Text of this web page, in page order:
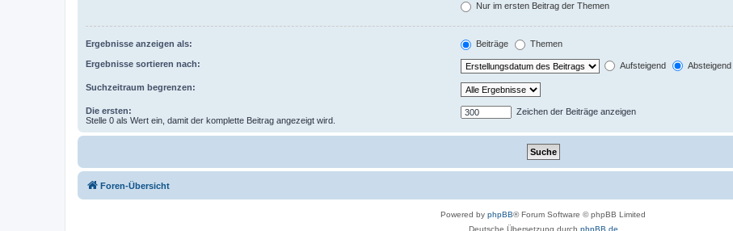
Nur im ersten Beitrag der Themen
Ergebnisse anzeigen als: Beiträge Themen
Ergebnisse sortieren nach: Aufsteigend Absteigend
Suchzeitraum begrenzen:
Die ersten:
Stelle 0 als Wert ein, damit der komplette Beitrag angezeigt wird.
Zeichen der Beiträge anzeigen
Foren-Übersicht
Powered by phpBB® Forum Software © phpBB Limited
Deutsche Übersetzung durch phpBB.de